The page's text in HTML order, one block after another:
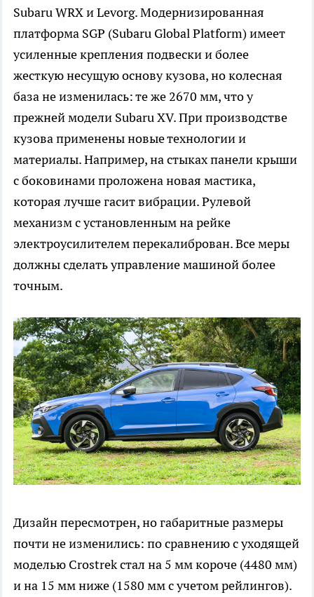
Subaru WRX и Levorg. Модернизированная
платформа SGP (Subaru Global Platform) имеет
усиленные крепления подвески и более
жесткую несущую основу кузова, но колесная
база не изменилась: те же 2670 мм, что у
прежней модели Subaru XV. При производстве
кузова применены новые технологии и
материалы. Например, на стыках панели крыши
с боковинами проложена новая мастика,
которая лучше гасит вибрации. Рулевой
механизм с установленным на рейке
электроусилителем перекалиброван. Все меры
должны сделать управление машиной более
точным.
Дизайн пересмотрен, но габаритные размеры
почти не изменились: по сравнению с уходящей
моделью Crostrek стал на 5 мм короче (4480 мм)
и на 15 мм ниже (1580 мм с учетом рейлингов).